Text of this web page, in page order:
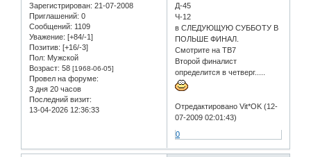
Зарегистрирован: 21-07-2008
Приглашений: 0
Сообщений: 1109
Уважение: [+84/-1]
Позитив: [+16/-3]
Пол: Мужской
Возраст: 58 [1968-06-05]
Провел на форуме:
3 дня 20 часов
Последний визит:
13-04-2026 12:36:33
Д-45
Ч-12
в СЛЕДУЮЩУЮ СУББОТУ В
ПОЛЬШЕ ФИНАЛ.
Смотрите на ТВ7
Второй финалист
определится в четверг.....
Отредактировано Vit*OK (12-
07-2009 02:01:43)
0